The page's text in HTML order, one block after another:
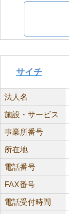
サイチ
法人名
施設・サービス
事業所番号
所在地
電話番号
FAX番号
電話受付時間